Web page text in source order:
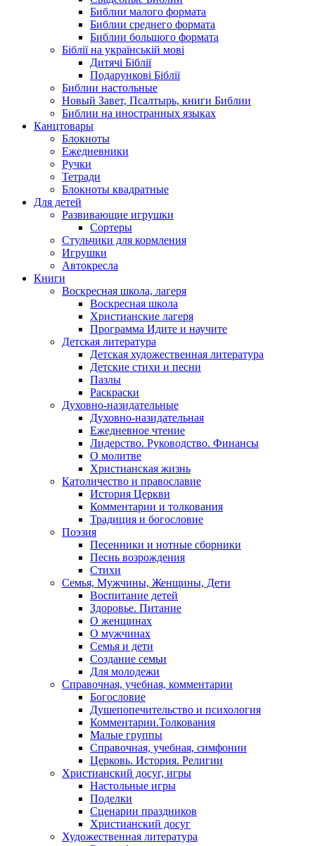
Библии малого формата
Библии среднего формата
Библии большого формата
Біблії на українській мові
Дитячі Біблії
Подарункові Біблії
Библии настольные
Новый Завет, Псалтырь, книги Библии
Библии на иностранных языках
Канцтовары
Блокноты
Ежедневники
Ручки
Тетради
Блокноты квадратные
Для детей
Развивающие игрушки
Сортеры
Стульчики для кормления
Игрушки
Автокресла
Книги
Воскресная школа, лагеря
Воскресная школа
Христианские лагеря
Программа Идите и научите
Детская литература
Детская художественная литература
Детские стихи и песни
Пазлы
Раскраски
Духовно-назидательные
Духовно-назидательная
Ежедневное чтение
Лидерство. Руководство. Финансы
О молитве
Христианская жизнь
Католичество и православие
История Церкви
Комментарии и толкования
Традиция и богословие
Поэзия
Песенники и нотные сборники
Песнь возрождения
Стихи
Семья, Мужчины, Женщины, Дети
Воспитание детей
Здоровье. Питание
О женщинах
О мужчинах
Семья и дети
Создание семьи
Для молодежи
Справочная, учебная, комментарии
Богословие
Душепопечительство и психология
Комментарии.Толкования
Малые группы
Справочная, учебная, симфонии
Церковь. История. Религии
Христианский досуг, игры
Настольные игры
Поделки
Сценарии праздников
Христианский досуг
Художественная литература